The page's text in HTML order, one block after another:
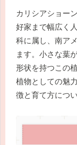
カリシアショー
好家まで幅広く
科に属し、南ア
ます。小さな葉
形状を持つこの
植物としての魅
徴と育て方につ